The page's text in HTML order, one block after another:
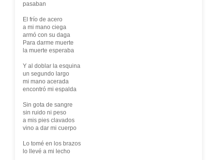
pasaban
El frío de acero
a mi mano ciega
armó con su daga
Para darme muerte
la muerte esperaba
Y al doblar la esquina
un segundo largo
mi mano acerada
encontró mi espalda
Sin gota de sangre
sin ruido ni peso
a mis pies clavados
vino a dar mi cuerpo
Lo tomé en los brazos
lo llevé a mi lecho